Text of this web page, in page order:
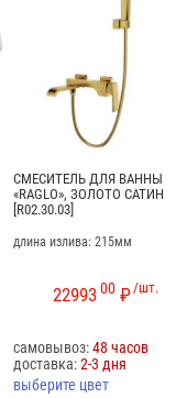
СМЕСИТЕЛЬ ДЛЯ ВАННЫ
«RAGLO», ЗОЛОТО САТИН
[R02.30.03]
длина излива: 215мм
/шт.
2299300 ₽
самовывоз:48 часов
доставка:2-3 дня
выберите цвет